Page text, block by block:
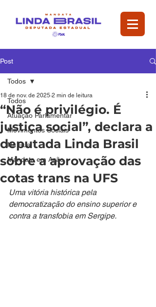
Post
Todos
Atuação Parlamentar
Movimentos Sociais
Na Rua
Mandata em Ação
Todos
“Não é privilégio. É
justiça social”, declara a
deputada Linda Brasil
sobre a aprovação das
cotas trans na UFS
18 de nov. de 2025 2 min de leitura
Uma vitória histórica pela
democratização do ensino superior e
contra a transfobia em Sergipe.